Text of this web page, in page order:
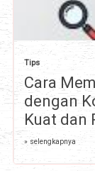
Tips
Cara
dengan
Kuat dan
» selengkapnya